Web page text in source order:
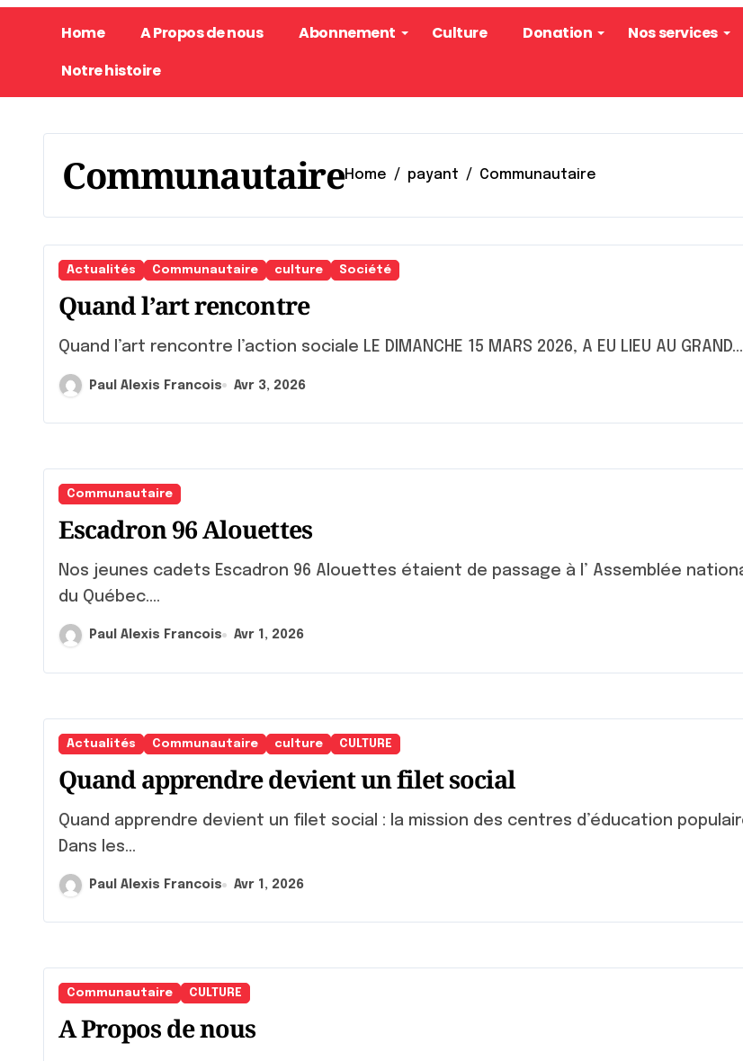
Home A Propos de nous Abonnement Culture Donation Nos services
Notre histoire
CommunautaireHome payant Communautaire
Actualités Communautaire culture Société
Quand l’art rencontre
Quand l’art rencontre l’action sociale LE DIMANCHE 15 MARS 2026, A EU LIEU AU GRAND...
Paul Alexis Francois Avr 3, 2026
Communautaire
Escadron 96 Alouettes
Nos jeunes cadets Escadron 96 Alouettes étaient de passage à l’ Assemblée nationale
du Québec....
Paul Alexis Francois Avr 1, 2026
Actualités Communautaire culture CULTURE
Quand apprendre devient un filet social
Quand apprendre devient un filet social : la mission des centres d’éducation populaire
Dans les...
Paul Alexis Francois Avr 1, 2026
Communautaire CULTURE
A Propos de nous